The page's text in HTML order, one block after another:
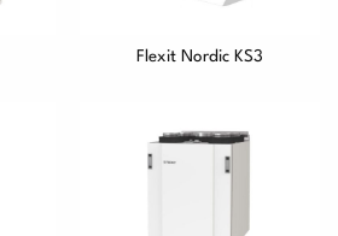
Flexit Nordic KS3